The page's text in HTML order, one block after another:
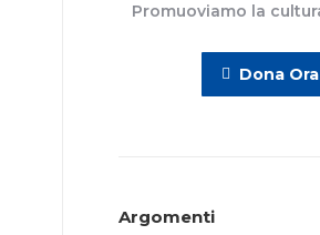
Promuoviamo la
Dona Ora
Argomenti